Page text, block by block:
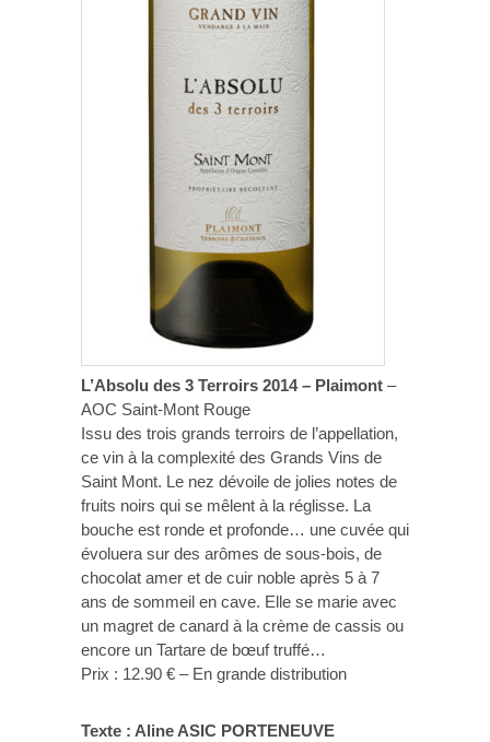
L’Absolu des 3 Terroirs 2014 – Plaimont –
AOC Saint-Mont Rouge
Issu des trois grands terroirs de l’appellation,
ce vin à la complexité des Grands Vins de
Saint Mont. Le nez dévoile de jolies notes de
fruits noirs qui se mêlent à la réglisse. La
bouche est ronde et profonde… une cuvée qui
évoluera sur des arômes de sous-bois, de
chocolat amer et de cuir noble après 5 à 7
ans de sommeil en cave. Elle se marie avec
un magret de canard à la crème de cassis ou
encore un Tartare de bœuf truffé…
Prix : 12.90 € – En grande distribution
Texte : Aline ASIC PORTENEUVE